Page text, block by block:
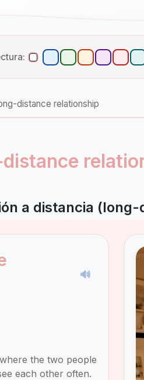
distance relationship
a distancia
🔊
the two people
each other often.